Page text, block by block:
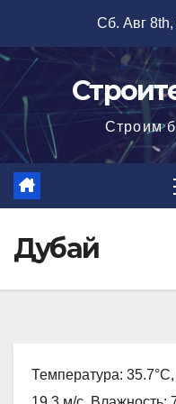
содержимому
Сб. Авг
Строим
Дубай
Температура: